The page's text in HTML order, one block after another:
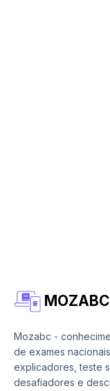
MOZABC
Mozabc -
de exames
explicadores, teste
desafiadores e